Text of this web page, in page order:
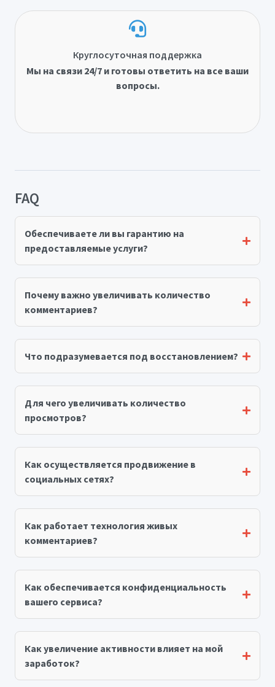
Круглосуточная поддержка
Мы на связи 24/7 и готовы ответить на все ваши
вопросы.
FAQ
Обеспечиваете ли вы гарантию на
предоставляемые услуги?
Почему важно увеличивать количество
комментариев?
Что подразумевается под восстановлением?
Для чего увеличивать количество
просмотров?
Как осуществляется продвижение в
социальных сетях?
Как работает технология живых
комментариев?
Как обеспечивается конфиденциальность
вашего сервиса?
Как увеличение активности влияет на мой
заработок?